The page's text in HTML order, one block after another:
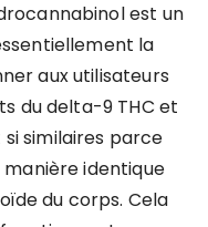
est un
la
aux utilisateurs
du delta-9 THC et
similaires parce
identique
du corps. Cela